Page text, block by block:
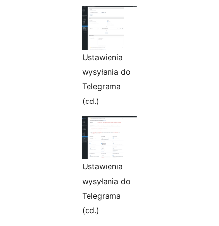
Ustawienia
wysyłania do
Telegrama
(cd.)
Ustawienia
wysyłania do
Telegrama
(cd.)